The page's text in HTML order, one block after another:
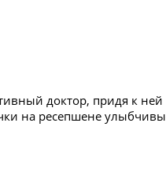
доктор, придя к
на ресепшене